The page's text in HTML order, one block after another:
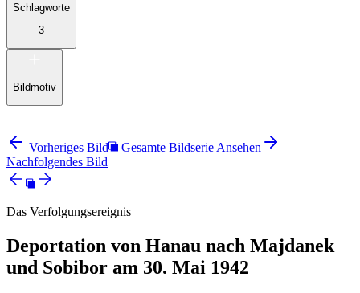
Schlagworte
3
Bildmotiv
Vorheriges Bild
Gesamte Bildserie Ansehen
Nachfolgendes Bild
Das Verfolgungsereignis
Deportation von Hanau nach Majdanek
und Sobibor am 30. Mai 1942